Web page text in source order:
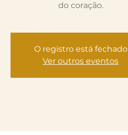
do coração.
O registro está fechado
Ver outros eventos